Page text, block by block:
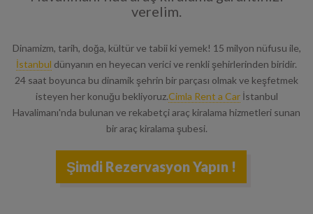
İstanbul
dünyanın en heyecan verici ve renkli şehirlerinden biridir.
24 saat boyunca bu dinamik şehrin bir parçası olmak ve keşfetmek
isteyen her konuğu bekliyoruz. Cimla Rent a Car
İstanbul
Havalimanı'nda bulunan ve rekabetçi araç kiralama hizmetleri sunan
bir araç kiralama şubesi.